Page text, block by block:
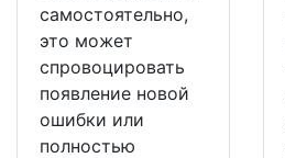
самостоятельно,
это может
спровоцировать
появление новой
ошибки или
полностью